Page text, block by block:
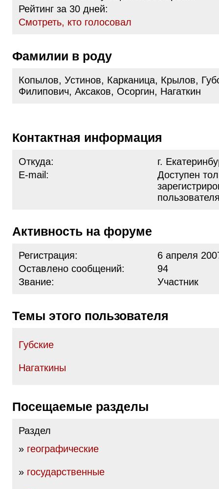
Рейтинг за 30 дней:
Cмотреть, кто голосовал
Фамилии в роду
Копылов, Устинов, Карканица, Крылов,
Филипович, Аксаков, Осоргин, Нагаткин
Контактная информация
Откуда:
г.
E-mail:
Доступен
Активность на форуме
Регистрация:
6 апреля
Оставлено сообщений:
94
Звание:
Участник
Темы этого пользователя
Губские
Нагаткины
Посещаемые разделы
Раздел
» географические
» государственные